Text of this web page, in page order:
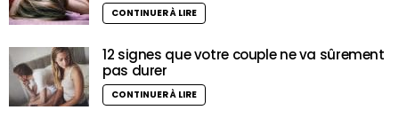
CONTINUER À LIRE
12 signes que votre couple ne va sûrement
pas durer
CONTINUER À LIRE